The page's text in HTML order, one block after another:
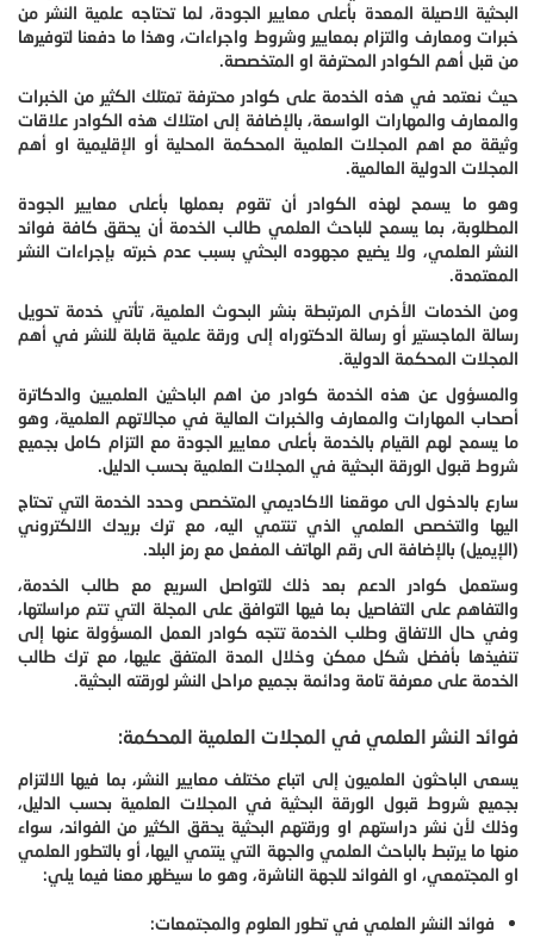
البحثية الاصيلة المعدة بأعلى معايير الجودة، لما تحتاجه علمية النشر من
خبرات ومعارف والتزام بمعايير وشروط واجراءات، وهذا ما دفعنا لتوفيرها
من قبل أهم الكوادر المحترفة او المتخصصة.
حيث نعتمد في هذه الخدمة على كوادر محترفة تمتلك الكثير من الخبرات
والمعارف والمهارات الواسعة، بالإضافة إلى امتلاك هذه الكوادر علاقات
وثيقة مع اهم المجلات العلمية المحكمة المحلية أو الإقليمية او أهم
المجلات الدولية العالمية.
وهو ما يسمح لهذه الكوادر أن تقوم بعملها بأعلى معايير الجودة
المطلوبة، بما يسمح للباحث العلمي طالب الخدمة أن يحقق كافة فوائد
النشر العلمي، ولا يضيع مجهوده البحثي بسبب عدم خبرته بإجراءات النشر
المعتمدة.
ومن الخدمات الأخرى المرتبطة بنشر البحوث العلمية، تأتي خدمة تحويل
رسالة الماجستير أو رسالة الدكتوراه إلى ورقة علمية قابلة للنشر في أهم
المجلات المحكمة الدولية.
والمسؤول عن هذه الخدمة كوادر من اهم الباحثين العلميين والدكاترة
أصحاب المهارات والمعارف والخبرات العالية في مجالاتهم العلمية، وهو
ما يسمح لهم القيام بالخدمة بأعلى معايير الجودة مع التزام كامل بجميع
شروط قبول الورقة البحثية في المجلات العلمية بحسب الدليل.
سارع بالدخول الى موقعنا الاكاديمي المتخصص وحدد الخدمة التي تحتاج
اليها والتخصص العلمي الذي تنتمي اليه، مع ترك بريدك الالكتروني
(الإيميل) بالإضافة الى رقم الهاتف المفعل مع رمز البلد.
وستعمل كوادر الدعم بعد ذلك للتواصل السريع مع طالب الخدمة،
والتفاهم على التفاصيل بما فيها التوافق على المجلة التي تتم مراسلتها،
وفي حال الاتفاق وطلب الخدمة تتجه كوادر العمل المسؤولة عنها إلى
تنفيذها بأفضل شكل ممكن وخلال المدة المتفق عليها، مع ترك طالب
الخدمة على معرفة تامة ودائمة بجميع مراحل النشر لورقته البحثية.
فوائد النشر العلمي في المجلات العلمية المحكمة:
يسعى الباحثون العلميون إلى اتباع مختلف معايير النشر، بما فيها الالتزام
بجميع شروط قبول الورقة البحثية في المجلات العلمية بحسب الدليل،
وذلك لأن نشر دراستهم او ورقتهم البحثية يحقق الكثير من الفوائد، سواء
منها ما يرتبط بالباحث العلمي والجهة التي ينتمي اليها، أو بالتطور العلمي
او المجتمعي، او الفوائد للجهة الناشرة، وهو ما سيظهر معنا فيما يلي:
فوائد النشر العلمي في تطور العلوم والمجتمعات: